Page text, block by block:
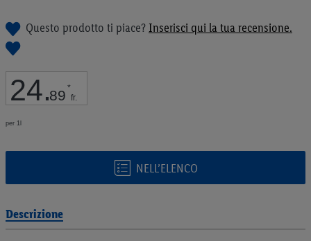
Questo prodotto ti piace?Inserisci qui la tua recensione.
24.89 *
fr.
per 1l
NELL’ELENCO
di
immagini
Descrizione